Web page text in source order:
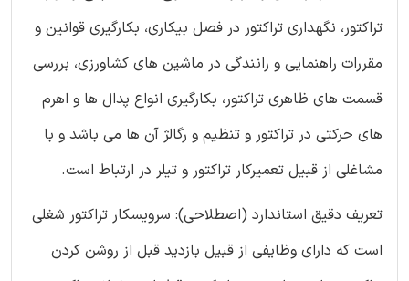
تراکتور، نگهداری تراکتور در فصل بیکاری، بکارگیری قوانین و
مقررات راهنمایی و رانندگی در ماشین های کشاورزی، بررسی
قسمت های ظاهری تراکتور، بکارگیری انواع پدال ها و اهرم
های حرکتی در تراکتور و تنظیم و رگالژ آن ها می باشد و با
مشاغلی از قبیل تعمیرکار تراکتور و تیلر در ارتباط است.
تعریف دقیق استاندارد (اصطلاحی): سرویسکار تراکتور شغلی
است که دارای وظایفی از قبیل بازدید قبل از روشن کردن